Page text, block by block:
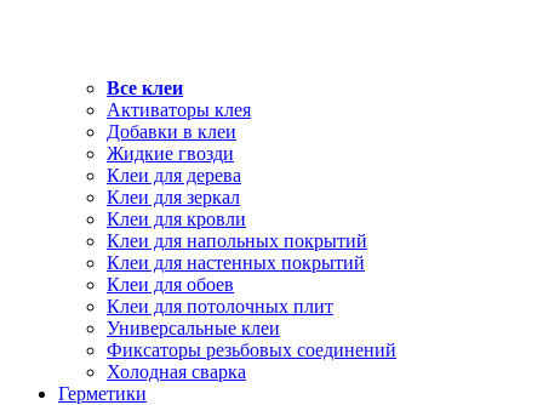
Все клеи
Активаторы клея
Добавки в клеи
Жидкие гвозди
Клеи для дерева
Клеи для зеркал
Клеи для кровли
Клеи для напольных покрытий
Клеи для настенных покрытий
Клеи для обоев
Клеи для потолочных плит
Универсальные клеи
Фиксаторы резьбовых соединений
Холодная сварка
Герметики